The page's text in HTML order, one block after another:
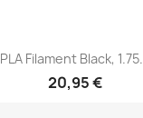
PLA Filament Black,
20,95 €